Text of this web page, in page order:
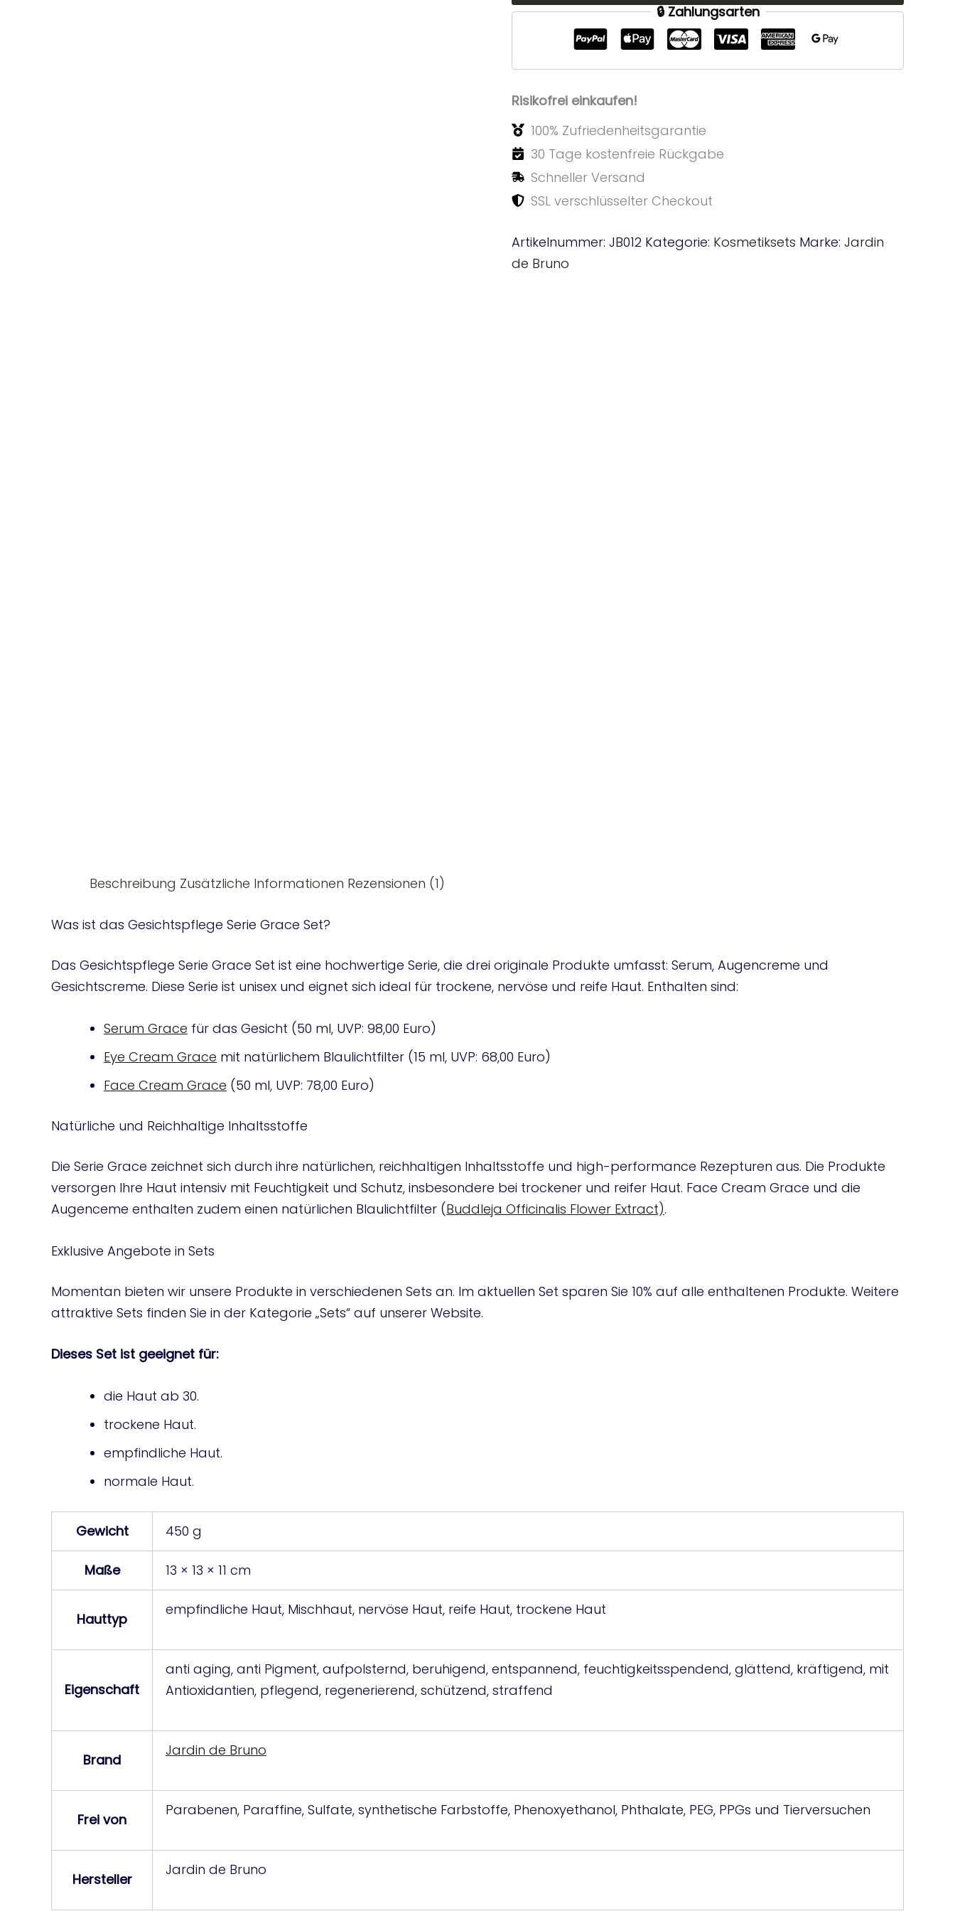
🔒 Zahlungsarten
Risikofrei einkaufen!
100% Zufriedenheitsgarantie
30 Tage kostenfreie Rückgabe
Schneller Versand
SSL verschlüsselter Checkout
Artikelnummer: JB012 Kategorie: Kosmetiksets Marke: Jardin
de Bruno
Beschreibung Zusätzliche Informationen Rezensionen (1)
Was ist das Gesichtspflege Serie Grace Set?
Das Gesichtspflege Serie Grace Set ist eine hochwertige Serie, die drei originale Produkte umfasst: Serum, Augencreme und
Gesichtscreme. Diese Serie ist unisex und eignet sich ideal für trockene, nervöse und reife Haut. Enthalten sind:
Serum Grace für das Gesicht (50 ml, UVP: 98,00 Euro)
Eye Cream Grace mit natürlichem Blaulichtfilter (15 ml, UVP: 68,00 Euro)
Face Cream Grace (50 ml, UVP: 78,00 Euro)
Natürliche und Reichhaltige Inhaltsstoffe
Die Serie Grace zeichnet sich durch ihre natürlichen, reichhaltigen Inhaltsstoffe und high-performance Rezepturen aus. Die Produkte
versorgen Ihre Haut intensiv mit Feuchtigkeit und Schutz, insbesondere bei trockener und reifer Haut. Face Cream Grace und die
Augenceme enthalten zudem einen natürlichen Blaulichtfilter (Buddleja Officinalis Flower Extract).
Exklusive Angebote in Sets
Momentan bieten wir unsere Produkte in verschiedenen Sets an. Im aktuellen Set sparen Sie 10% auf alle enthaltenen Produkte. Weitere
attraktive Sets finden Sie in der Kategorie „Sets“ auf unserer Website.
Dieses Set ist geeignet für:
die Haut ab 30.
trockene Haut.
empfindliche Haut.
normale Haut.
Gewicht 450 g
Maße 13 × 13 × 11 cm
Hauttyp
empfindliche Haut, Mischhaut, nervöse Haut, reife Haut, trockene Haut
Eigenschaft
anti aging, anti Pigment, aufpolsternd, beruhigend, entspannend, feuchtigkeitsspendend, glättend, kräftigend, mit
Antioxidantien, pflegend, regenerierend, schützend, straffend
Brand
Jardin de Bruno
Frei von
Parabenen, Paraffine, Sulfate, synthetische Farbstoffe, Phenoxyethanol, Phthalate, PEG, PPGs und Tierversuchen
Hersteller
Jardin de Bruno